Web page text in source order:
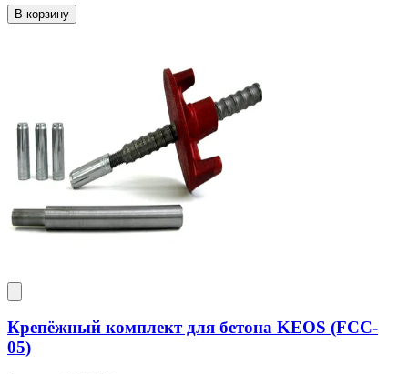
В корзину
Крепёжный комплект для бетона KEOS (FCC-
05)